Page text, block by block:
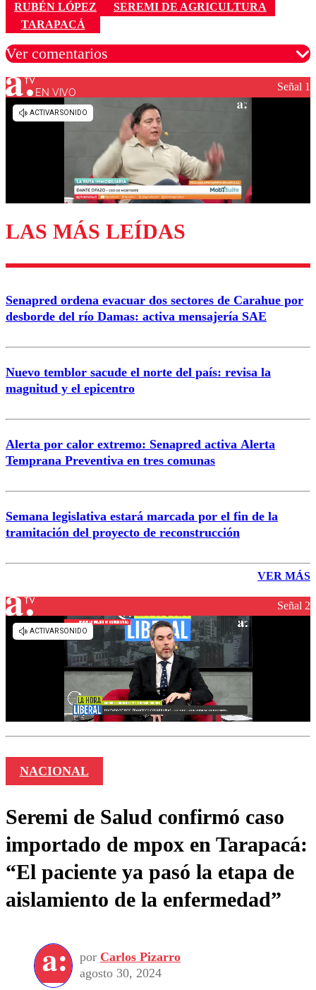
RUBÉN LÓPEZ
SEREMI DE AGRICULTURA
TARAPACÁ
Ver comentarios
Los comentarios son moderados para garantizar un
diálogo respetuoso.
Enviar comentario
EN VIVO Señal 1
LAS MÁS LEÍDAS
Senapred ordena evacuar dos sectores de Carahue por
desborde del río Damas: activa mensajería SAE
Nuevo temblor sacude el norte del país: revisa la
magnitud y el epicentro
Alerta por calor extremo: Senapred activa Alerta
Temprana Preventiva en tres comunas
Semana legislativa estará marcada por el fin de la
tramitación del proyecto de reconstrucción
VER MÁS
Señal 2
NACIONAL
Seremi de Salud confirmó caso
importado de mpox en Tarapacá:
“El paciente ya pasó la etapa de
aislamiento de la enfermedad”
por Carlos Pizarro
agosto 30, 2024